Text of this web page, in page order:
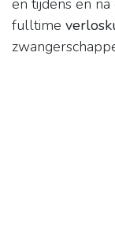
en tijdens en na
fulltime